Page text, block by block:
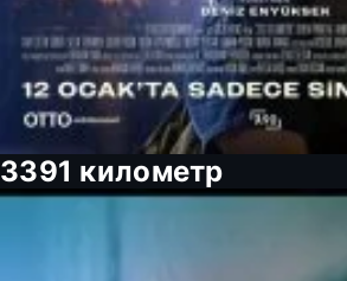
3391 километр